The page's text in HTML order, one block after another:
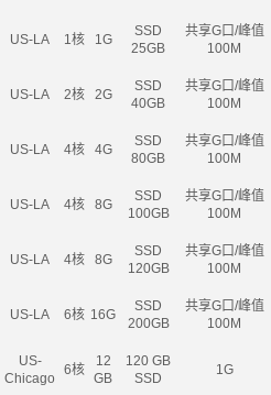
US-LA 1核 1G
SSD
25GB
共享G口/峰值
100M
US-LA 2核 2G
SSD
40GB
共享G口/峰值
100M
US-LA 4核 4G
SSD
80GB
共享G口/峰值
100M
US-LA 4核 8G
SSD
100GB
共享G口/峰值
100M
US-LA 4核 8G
SSD
120GB
共享G口/峰值
100M
US-LA 6核 16G
SSD
200GB
共享G口/峰值
100M
US-
Chicago
6核
12
GB
120 GB
SSD
1G